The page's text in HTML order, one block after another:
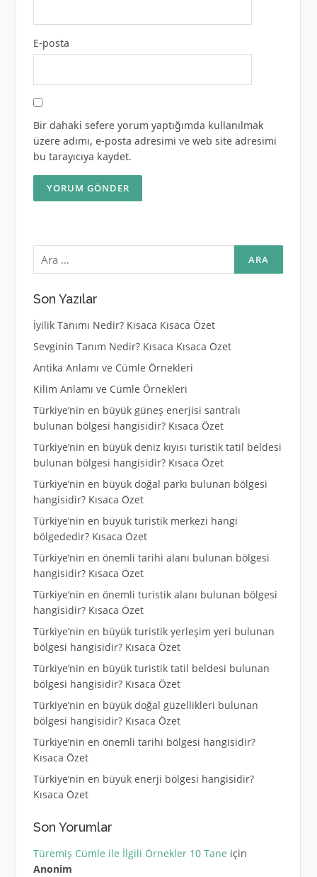
E-posta
Bir dahaki sefere yorum yaptığımda kullanılmak
üzere adımı, e-posta adresimi ve web site adresimi
bu tarayıcıya kaydet.
Arama:
Son Yazılar
İyilik Tanımı Nedir? Kısaca Kısaca Özet
Sevginin Tanım Nedir? Kısaca Kısaca Özet
Antika Anlamı ve Cümle Örnekleri
Kilim Anlamı ve Cümle Örnekleri
Türkiye’nin en büyük güneş enerjisi santralı
bulunan bölgesi hangisidir? Kısaca Özet
Türkiye’nin en büyük deniz kıyısı turistik tatil beldesi
bulunan bölgesi hangisidir? Kısaca Özet
Türkiye’nin en büyük doğal parkı bulunan bölgesi
hangisidir? Kısaca Özet
Türkiye’nin en büyük turistik merkezi hangi
bölgededir? Kısaca Özet
Türkiye’nin en önemli tarihi alanı bulunan bölgesi
hangisidir? Kısaca Özet
Türkiye’nin en önemli turistik alanı bulunan bölgesi
hangisidir? Kısaca Özet
Türkiye’nin en büyük turistik yerleşim yeri bulunan
bölgesi hangisidir? Kısaca Özet
Türkiye’nin en büyük turistik tatil beldesi bulunan
bölgesi hangisidir? Kısaca Özet
Türkiye’nin en büyük doğal güzellikleri bulunan
bölgesi hangisidir? Kısaca Özet
Türkiye’nin en önemli tarihi bölgesi hangisidir?
Kısaca Özet
Türkiye’nin en büyük enerji bölgesi hangisidir?
Kısaca Özet
Son Yorumlar
Türemiş Cümle ile İlgili Örnekler 10 Tane için
Anonim